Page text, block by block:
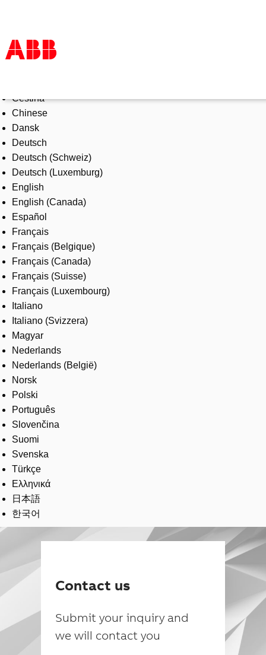
Products & Solutions
Industries
Services
About us
Where to buy
Contact us
Careers
Čeština
Chinese
Dansk
Deutsch
Deutsch (Schweiz)
Deutsch (Luxemburg)
English
English (Canada)
Español
Français
Français (Belgique)
Français (Canada)
Français (Suisse)
Français (Luxembourg)
Italiano
Italiano (Svizzera)
Magyar
Nederlands
Nederlands (België)
Norsk
Polski
Português
Slovenčina
Suomi
Svenska
Türkçe
Ελληνικά
日本語
한국어
Contact us
Submit your inquiry and
we will contact you